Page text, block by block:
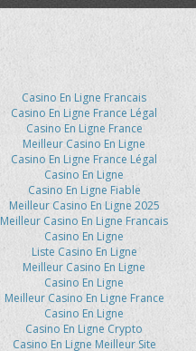
Casino En Ligne Francais
Casino En Ligne France Légal
Casino En Ligne France
Meilleur Casino En Ligne
Casino En Ligne France Légal
Casino En Ligne
Casino En Ligne Fiable
Meilleur Casino En Ligne 2025
Meilleur Casino En Ligne Francais
Casino En Ligne
Liste Casino En Ligne
Meilleur Casino En Ligne
Casino En Ligne
Meilleur Casino En Ligne France
Casino En Ligne
Casino En Ligne Crypto
Casino En Ligne Meilleur Site